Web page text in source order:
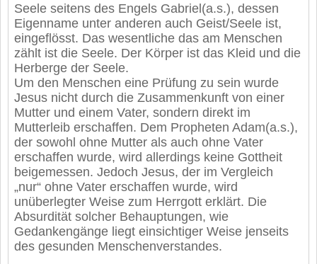
Seele seitens des Engels Gabriel(a.s.), dessen
Eigenname unter anderen auch Geist/Seele ist,
eingeflösst. Das wesentliche das am Menschen
zählt ist die Seele. Der Körper ist das Kleid und die
Herberge der Seele.
Um den Menschen eine Prüfung zu sein wurde
Jesus nicht durch die Zusammenkunft von einer
Mutter und einem Vater, sondern direkt im
Mutterleib erschaffen. Dem Propheten Adam(a.s.),
der sowohl ohne Mutter als auch ohne Vater
erschaffen wurde, wird allerdings keine Gottheit
beigemessen. Jedoch Jesus, der im Vergleich
„nur“ ohne Vater erschaffen wurde, wird
unüberlegter Weise zum Herrgott erklärt. Die
Absurdität solcher Behauptungen, wie
Gedankengänge liegt einsichtiger Weise jenseits
des gesunden Menschenverstandes.